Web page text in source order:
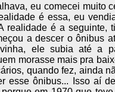
eu comecei muito
é essa, eu
realidade é a seguinte,
a descer o ônibus
ele subia até a
morasse mais pra
quando fez, ainda
esse ônibus... Isso aí